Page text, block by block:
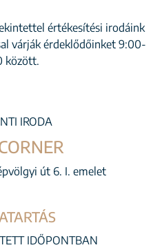
értékesítési irodáink
várják érdeklődőinket 9:00-
között.
IRODA
út 6. I. emelet
IDŐPONTBAN